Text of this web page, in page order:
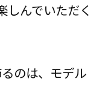
しんでいただく
のは、モデル